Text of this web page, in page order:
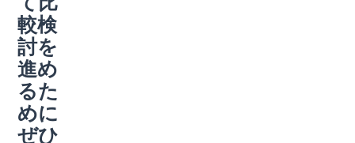
較検
討を
進め
るた
めに
ぜひ